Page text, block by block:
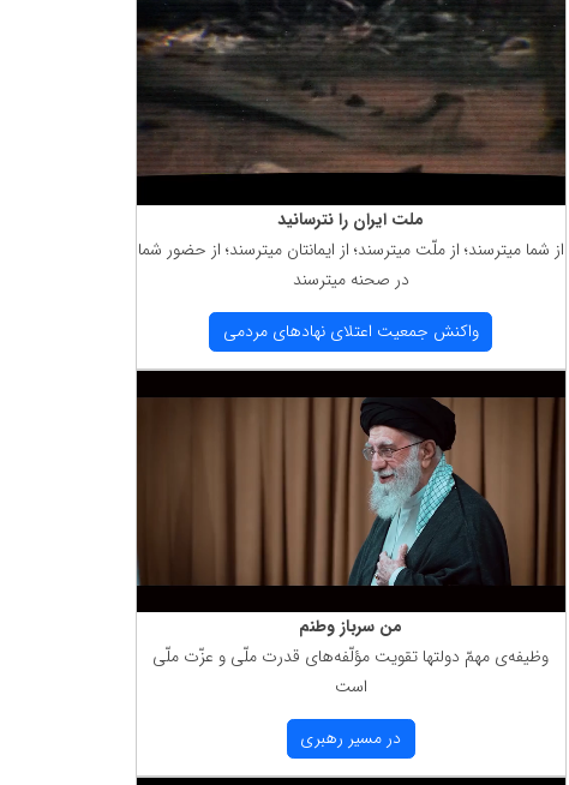
ملت ایران را نترسانید
از شما میترسند؛ از ملّت میترسند؛ از ایمانتان میترسند؛ از حضور شما
در صحنه میترسند
واكنش جمعیت اعتلای نهادهای مردمی
من سرباز وطنم
وظیفه‌ی مهمّ دولتها تقویت مؤلّفه‌های قدرت ملّی و عزّت ملّی
است
در مسیر رهبری